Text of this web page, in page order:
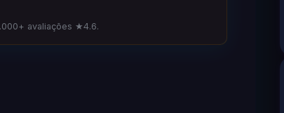
avaliações ★4.6.